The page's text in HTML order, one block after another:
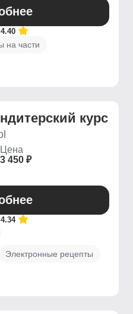
4.40
на части
курс
Цена
3 450 ₽
4.34
Электронные рецепты